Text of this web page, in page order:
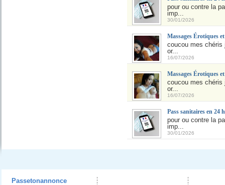
pour ou contre la
imp...
30/01/2026
Massages Érotiques
coucou mes chéris
or...
16/07/2026
Massages Érotiques
coucou mes chéris
or...
16/07/2026
Pass sanitaires en 24
pour ou contre la
imp...
30/01/2026
Passetonannonce